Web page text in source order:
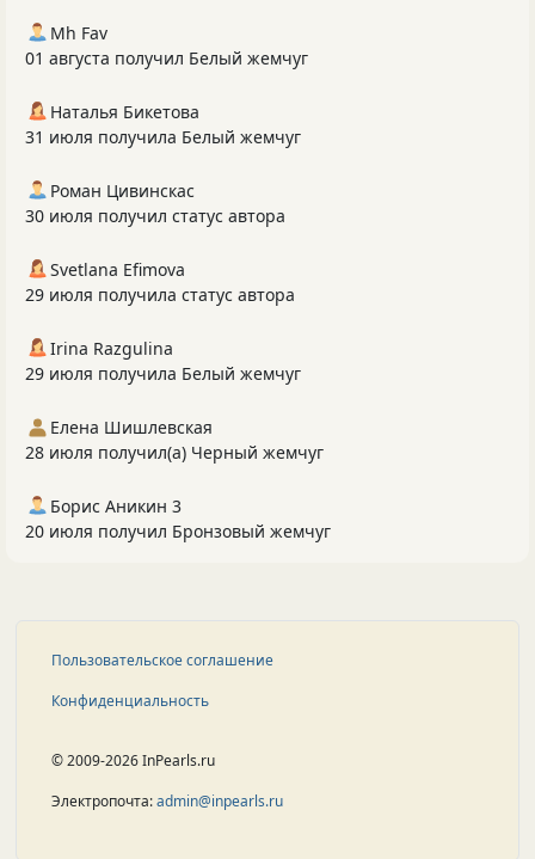
Mh Fav
01 августа получил Белый жемчуг
Наталья Бикетова
31 июля получила Белый жемчуг
Роман Цивинскас
30 июля получил статус автора
Svetlana Efimova
29 июля получила статус автора
Irina Razgulina
29 июля получила Белый жемчуг
Елена Шишлевская
28 июля получил(а) Черный жемчуг
Борис Аникин 3
20 июля получил Бронзовый жемчуг
Пользовательское соглашение
Конфиденциальность
© 2009-2026 InPearls.ru
Электропочта:admin@inpearls.ru